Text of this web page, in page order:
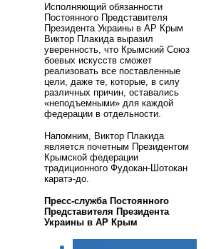
Исполняющий обязанности
Постоянного Представителя
Президента Украины в АР Крым
Виктор Плакида выразил
уверенность, что Крымский Союз
боевых искусств сможет
реализовать все поставленные
цели, даже те, которые, в силу
различных причин, оставались
«неподъемными» для каждой
федерации в отдельности.
Напомним, Виктор Плакида
является почетным Президентом
Крымской федерации
традиционного Фудокан-Шотокан
каратэ-до.
Пресс-служба Постоянного
Представителя Президента
Украины в АР Крым